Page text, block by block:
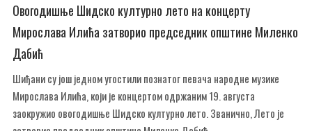
Овогодишње Шидско културно лето на концерту
Мирослава Илића затворио председник општине Миленко
Дабић
Шиђани су још једном угостили познатог певача народне музике
Мирослава Илића, који је концертом одржаним 19. августа
заокружио овогодишње Шидско културно лето. Званично, Лето је